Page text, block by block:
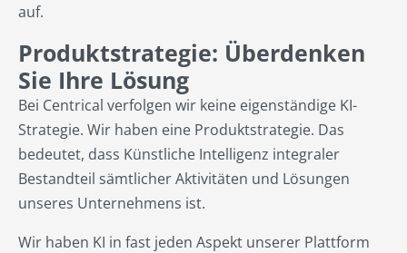
auf.
Produktstrategie: Überdenken
Sie Ihre Lösung
Bei Centrical verfolgen wir keine eigenständige KI-
Strategie. Wir haben eine Produktstrategie. Das
bedeutet, dass Künstliche Intelligenz integraler
Bestandteil sämtlicher Aktivitäten und Lösungen
unseres Unternehmens ist.
Wir haben KI in fast jeden Aspekt unserer Plattform